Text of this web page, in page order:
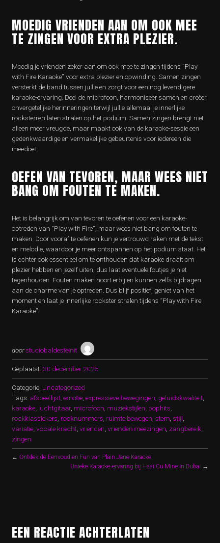
MOEDIG VRIENDEN AAN OM OOK MEE
TE ZINGEN VOOR EXTRA PLEZIER.
Moedig je vrienden zeker aan om ook mee te zingen tijdens “Play
with Fire Karaoke” voor extra plezier en opwinding. Samen zingen
versterkt de band tussen jullie en zorgt voor een nog levendigere
karaoke-ervaring. Deel de microfoon, harmoniseer samen en creëer
onvergetelijke herinneringen terwijl jullie allemaal je innerlijke
rocksterren laten stralen op het podium. Samen zingen brengt niet
alleen meer vreugde, maar maakt ook van de karaoke-sessie een
gedenkwaardige en vermakelijke gebeurtenis voor iedereen die
meedoet.
OEFEN VAN TEVOREN, MAAR WEES NIET
BANG OM FOUTEN TE MAKEN.
Het is belangrijk om van tevoren te oefenen voor een karaoke-
optreden van “Play with Fire”, maar wees niet bang om fouten te
maken. Door vooraf te oefenen kun je vertrouwd raken met de tekst
en melodie, waardoor je meer ontspannen op het podium staat. Het
is echter ook essentieel om te onthouden dat karaoke draait om
plezier hebben en jezelf uiten, dus laat eventuele foutjes je niet
tegenhouden. Fouten maken hoort erbij en kunnen zelfs bijdragen
aan de charme van je optreden. Dus blijf positief, geniet van het
moment en laat je innerlijke rockster stralen tijdens “Play with Fire
Karaoke”!
doorstudiobaldesteinit
Geplaatst: 30 december 2025
Categorie: Uncategorized
Tags: afspeellijst emotie expressieve bewegingen geluidskwaliteit
karaoke luchtgitaar, microfoon muziekstijlen pophits
rockklassiekers rocknummers ruimte bewegen stem stijl
variatie vocale kracht vrienden vrienden meezingen zangbereik
zingen
← Ontdek de Eenvoud en Fun van Plain Jane Karaoke!
Unieke Karaoke-ervaring bij Haai Cu Mine in Dubai →
EEN REACTIE ACHTERLATEN